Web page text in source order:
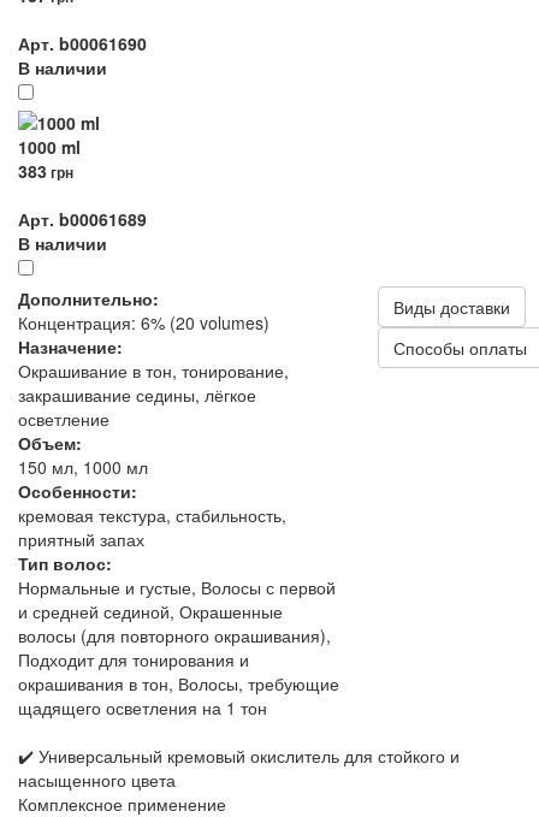
Арт. b00061690
В наличии
1000 ml
383грн
Арт. b00061689
В наличии
Дополнительно:
Концентрация: 6% (20 volumes)
Назначение:
Окрашивание в тон, тонирование,
закрашивание седины, лёгкое
осветление
Объем:
150 мл, 1000 мл
Особенности:
кремовая текстура, стабильность,
приятный запах
Тип волос:
Нормальные и густые, Волосы с первой
и средней сединой, Окрашенные
волосы (для повторного окрашивания),
Подходит для тонирования и
окрашивания в тон, Волосы, требующие
щадящего осветления на 1 тон
Виды доставки
Способы оплаты
✔️ Универсальный кремовый окислитель для стойкого и
насыщенного цвета
Комплексное применение